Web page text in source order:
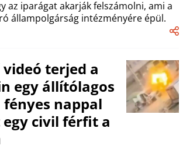
az iparágat akarják felszámolni, ami a
állampolgárság intézményére épül.
videó terjed a
egy állítólagos
nappal
civil férfit a